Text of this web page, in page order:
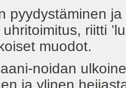
ja
riitti
muodot.
noidan ulkoinen
ja ylinen